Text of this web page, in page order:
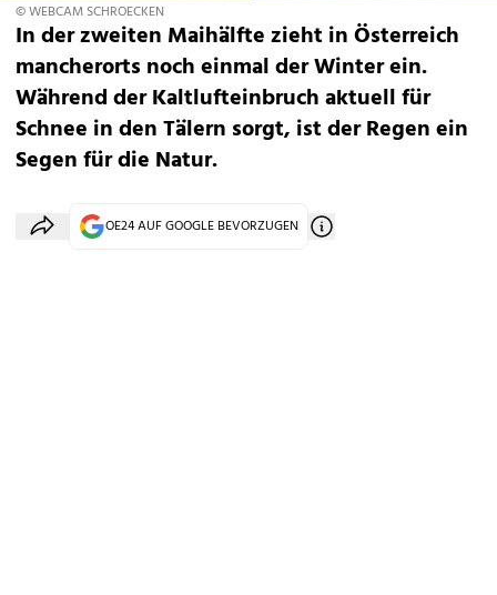
© WEBCAM SCHROECKEN
In der zweiten Maihälfte zieht in Österreich
mancherorts noch einmal der Winter ein.
Während der Kaltlufteinbruch aktuell für
Schnee in den Tälern sorgt, ist der Regen ein
Segen für die Natur.
OE24 AUF GOOGLE BEVORZUGEN